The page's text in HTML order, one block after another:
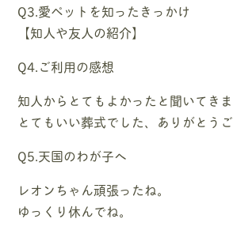
Q3.愛ペットを知ったきっかけ
【知人や友人の紹介】
Q4.ご利用の感想
知人からとてもよかったと聞いてきま
とてもいい葬式でした、ありがとうご
Q5.天国のわが子へ
レオンちゃん頑張ったね。
ゆっくり休んでね。